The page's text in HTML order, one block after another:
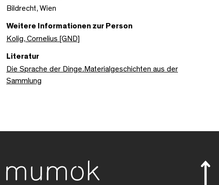
Bildrecht, Wien
Weitere Informationen zur Person
Kolig, Cornelius [GND]
Literatur
Die Sprache der Dinge.Materialgeschichten aus der
Sammlung